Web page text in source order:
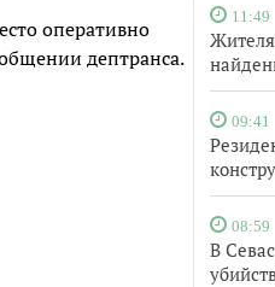
11:49
Жителя
09:41
08:59
В
оперативно
дептранса.